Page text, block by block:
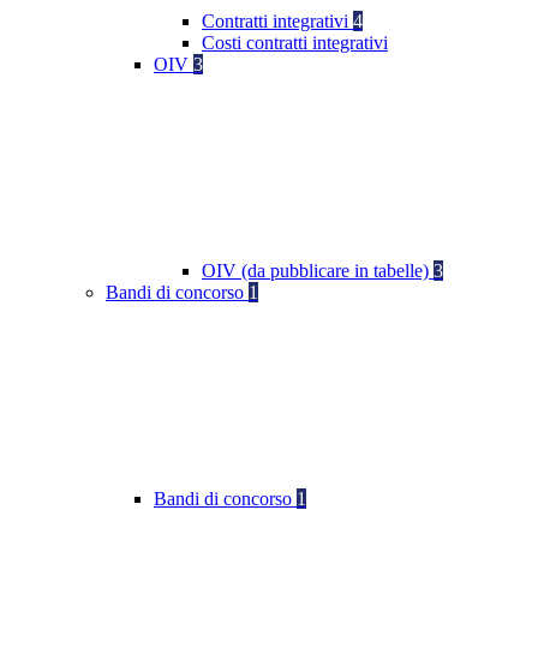
Contratti integrativi 4
Costi contratti integrativi
OIV 3
OIV (da pubblicare in tabelle) 3
Bandi di concorso 1
Bandi di concorso 1